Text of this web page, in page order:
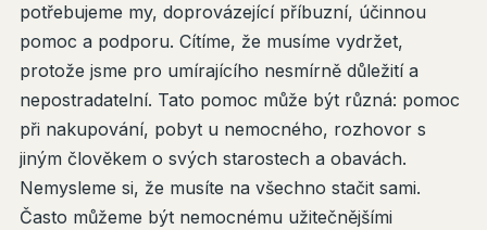
potřebujeme my, doprovázející příbuzní, účinnou
pomoc a podporu. Cítíme, že musíme vydržet,
protože jsme pro umírajícího nesmírně důležití a
nepostradatelní. Tato pomoc může být různá: pomoc
při nakupování, pobyt u nemocného, rozhovor s
jiným člověkem o svých starostech a obavách.
Nemysleme si, že musíte na všechno stačit sami.
Často můžeme být nemocnému užitečnějšími